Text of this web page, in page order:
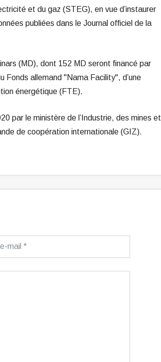
et du gaz (STEG), en vue d’instaurer
publiées dans le Journal officiel de la
(MD), dont 152 MD seront financé par
Fonds allemand "Nama Facility", d’une
énergétique (FTE).
par le ministère de l’Industrie, des mines et
de coopération internationale (GIZ).